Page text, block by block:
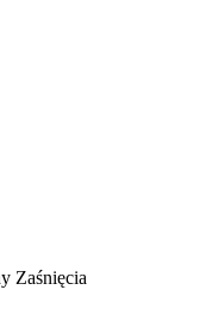
Zaśnięcia